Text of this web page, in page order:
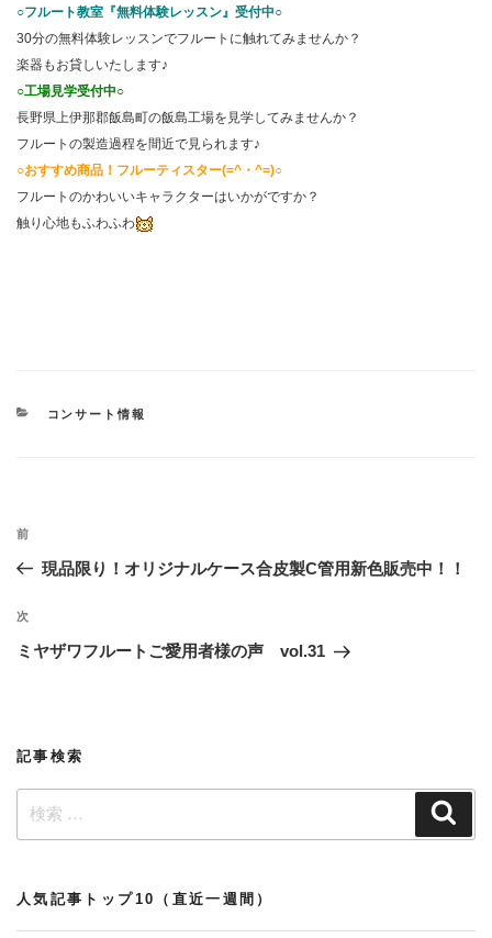
○フルート教室『無料体験レッスン』受付中○
30分の無料体験レッスンでフルートに触れてみませんか？
楽器もお貸しいたします♪
○工場見学受付中○
長野県上伊那郡飯島町の飯島工場を見学してみませんか？
フルートの製造過程を間近で見られます♪
○おすすめ商品！フルーティスター(=^・^=)○
フルートのかわいいキャラクターはいかがですか？
触り心地もふわふわ
カ
コンサート情報
投
ビ
ゲ
ン
過
去
投
稿
前
現品限り！オリジナルケース合皮製C管用新色販売中！！
次
の
次
ミヤザワフルートご愛用者様の声 vol.31
記事検索
索:
人気記事トップ10（直近一週間）